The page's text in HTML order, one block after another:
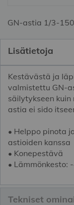
GN-astia 1/3-
Lisätietoja
Kestävästä ja
valmistettu GN-
säilytykseen
astia ei sido
• Helppo pinota
astioiden kanssa
• Konepestävä
• Lämmönkesto:
Tekniset